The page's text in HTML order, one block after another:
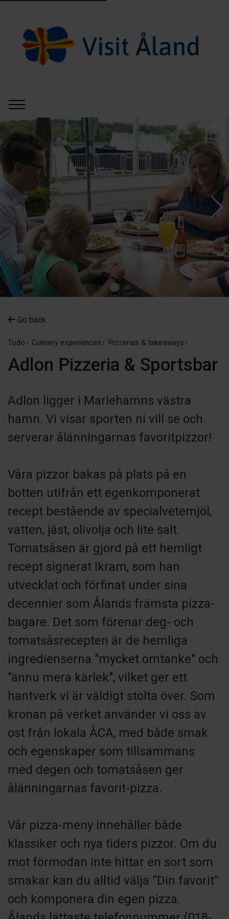
Go back
Todo Culinery experiences Pizzerias & takeaways
Adlon Pizzeria & Sportsbar
Adlon ligger i Mariehamns västra
hamn. Vi visar sporten ni vill se och
serverar ålänningarnas favoritpizzor!
Våra pizzor bakas på plats på en
botten utifrån ett egenkomponerat
recept bestående av specialvetemjöl,
vatten, jäst, olivolja och lite salt.
Tomatsåsen är gjord på ett hemligt
recept signerat Ikram, som han
utvecklat och förfinat under sina
decennier som Ålands främsta pizza-
bagare. Det som förenar deg- och
tomatsåsrecepten är de hemliga
ingredienserna "mycket omtanke" och
"ännu mera kärlek", vilket ger ett
hantverk vi är väldigt stolta över. Som
kronan på verket använder vi oss av
ost från lokala ÅCA, med både smak
och egenskaper som tillsammans
med degen och tomatsåsen ger
ålänningarnas favorit-pizza.
Vår pizza-meny innehåller både
klassiker och nya tiders pizzor. Om du
mot förmodan inte hittar en sort som
smakar kan du alltid välja ”Din favorit”
och komponera din egen pizza.